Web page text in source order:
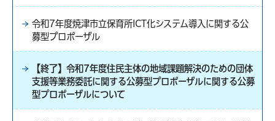
令和7年度焼津市立保育所ICT化システム導入に関する公
募型プロポーザル
【終了】令和7年度住民主体の地域課題解決のための団体
支援等業務委託に関する公募型プロポーザルに関する公募
型プロポーザルについて